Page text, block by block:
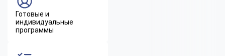
Готовые и
индивидуальные
программы